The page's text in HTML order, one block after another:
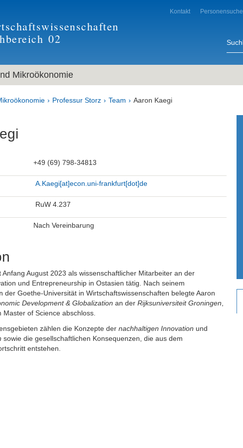
02
Kontakt Personensuche
Mikroökonomie
Professur Storz Team Aaron Kaegi
+49 (69) 798-34813
A.Kaegi[at]econ.uni-frankfurt[dot]de
RuW 4.237
Nach Vereinbarung
Anfang August 2023 als wissenschaftlicher Mitarbeiter an der
und Entrepreneurship in Ostasien tätig. Nach seinem
der Goethe-Universität in Wirtschaftswissenschaften belegte Aaron
Development & Globalization an der Rijksuniversiteit Groningen,
Master of Science abschloss.
zählen die Konzepte der nachhaltigen Innovation und
sowie die gesellschaftlichen Konsequenzen, die aus dem
entstehen.